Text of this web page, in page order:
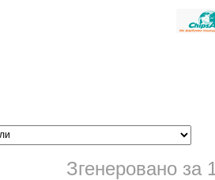
Згенеровано за